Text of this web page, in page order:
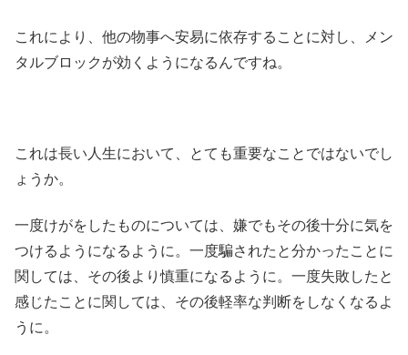
これにより、他の物事へ安易に依存することに対し、メン
タルブロックが効くようになるんですね。
これは長い人生において、とても重要なことではないでし
ょうか。
一度けがをしたものについては、嫌でもその後十分に気を
つけるようになるように。一度騙されたと分かったことに
関しては、その後より慎重になるように。一度失敗したと
感じたことに関しては、その後軽率な判断をしなくなるよ
うに。